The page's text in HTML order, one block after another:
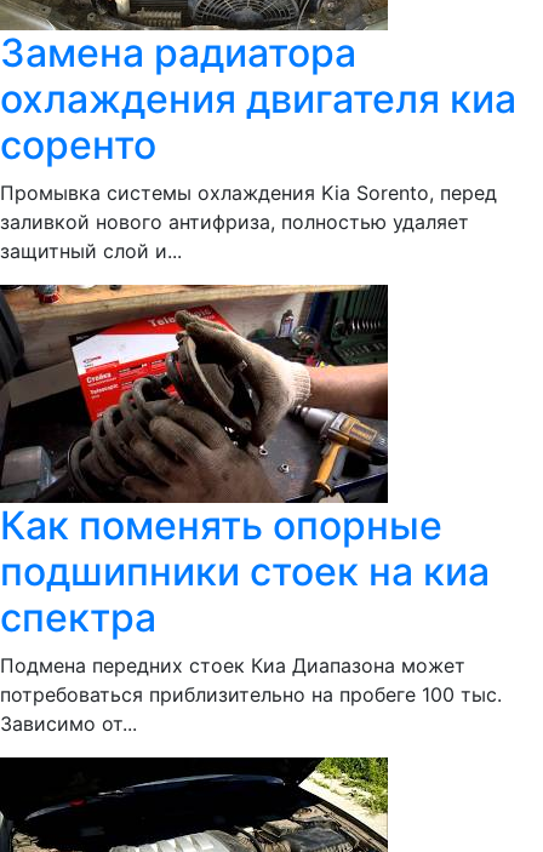
Замена радиатора
охлаждения двигателя киа
соренто
Промывка системы охлаждения Kia Sorento, перед
заливкой нового антифриза, полностью удаляет
защитный слой и...
Как поменять опорные
подшипники стоек на киа
спектра
Подмена передних стоек Киа Диапазона может
потребоваться приблизительно на пробеге 100 тыс.
Зависимо от...